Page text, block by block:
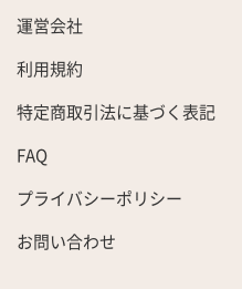
運営会社
利用規約
特定商取引法に基づく表記
FAQ
プライバシーポリシー
お問い合わせ